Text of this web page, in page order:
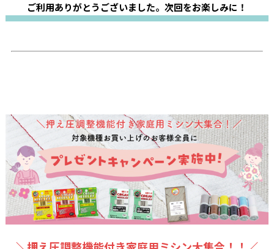
ご利用ありがとうございました。次回をお楽しみに！